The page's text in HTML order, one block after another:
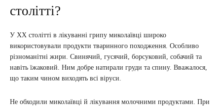
столітті?
У ХХ столітті в лікуванні грипу миколаївці широко
використовували продукти тваринного походження. Особливо
різноманітні жири. Свинячий, гусячий, борсуковий, собачий та
навіть їжаковий. Ним добре натирали груди та спину. Вважалося,
що таким чином виходять всі віруси.
Не обходили миколаївці й лікування молочними продуктами. При